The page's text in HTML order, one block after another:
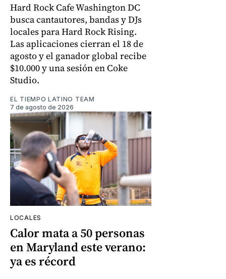
Hard Rock Cafe Washington DC
busca cantautores, bandas y DJs
locales para Hard Rock Rising.
Las aplicaciones cierran el 18 de
agosto y el ganador global recibe
$10.000 y una sesión en Coke
Studio.
EL TIEMPO LATINO TEAM
7 de agosto de 2026
LOCALES
Calor mata a 50 personas
en Maryland este verano:
ya es récord